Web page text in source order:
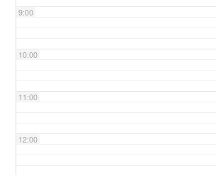
9:00
10:00
11:00
12:00